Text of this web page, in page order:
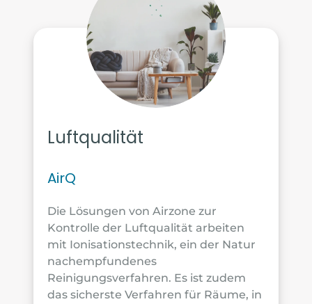
Luftqualität
AirQ
Die Lösungen von Airzone zur
Kontrolle der Luftqualität arbeiten
mit Ionisationstechnik, ein der Natur
nachempfundenes
Reinigungsverfahren. Es ist zudem
das sicherste Verfahren für Räume, in